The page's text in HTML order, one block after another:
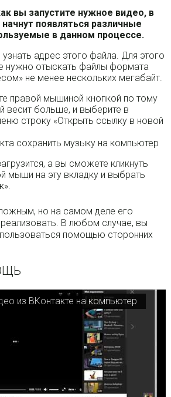
вы запустите нужное видео, в
появляться различные
в данном процессе.
адрес этого файла. Для этого
нужно отыскать файлы формата
не менее нескольких мегабайт.
правой мышиной кнопкой по тому
весит больше, и выберите в
строку «Открыть ссылку в новой
а вы сможете кликнуть
мыши на эту вкладку и выбрать
но на самом деле его
В любом случае, вы
помощью сторонних
из ВКонтакте на компьютер